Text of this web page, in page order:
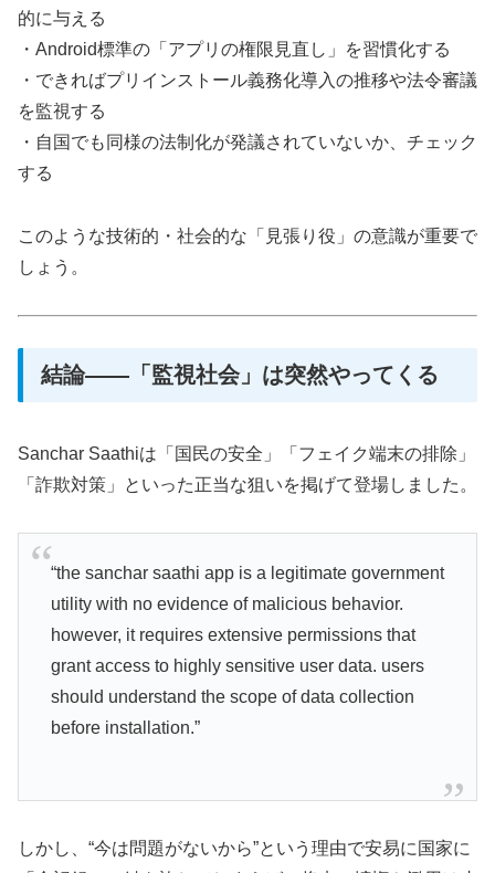
的に与える
・Android標準の「アプリの権限見直し」を習慣化する
・できればプリインストール義務化導入の推移や法令審議
を監視する
・自国でも同様の法制化が発議されていないか、チェック
する
このような技術的・社会的な「見張り役」の意識が重要で
しょう。
結論――「監視社会」は突然やってくる
Sanchar Saathiは「国民の安全」「フェイク端末の排除」
「詐欺対策」といった正当な狙いを掲げて登場しました。
“the sanchar saathi app is a legitimate government
utility with no evidence of malicious behavior.
however, it requires extensive permissions that
grant access to highly sensitive user data. users
should understand the scope of data collection
before installation.”
しかし、“今は問題がないから”という理由で安易に国家に